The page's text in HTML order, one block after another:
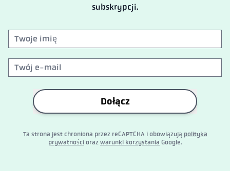
subskrypcji.
Dołącz
Ta strona jest chroniona przez reCAPTCHA i obowiązują polityka
prywatności oraz warunki korzystania Google.